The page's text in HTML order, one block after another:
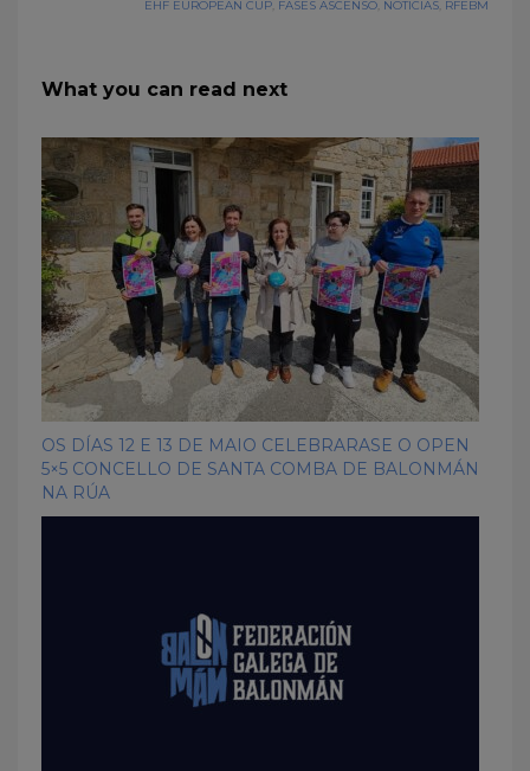
EHF EUROPEAN CUP FASES ASCENSO NOTICIAS RFEBM
What you can read next
OS DÍAS 12 E 13 DE MAIO CELEBRARASE O OPEN
5×5 CONCELLO DE SANTA COMBA DE BALONMÁN
NA RÚA